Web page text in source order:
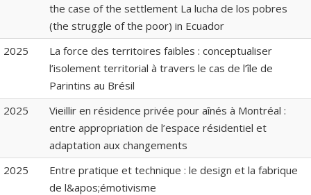
the case of the settlement La lucha de los pobres
(the struggle of the poor) in Ecuador
2025
La force des territoires faibles : conceptualiser
l’isolement territorial à travers le cas de l’île de
Parintins au Brésil
2025
Vieillir en résidence privée pour aînés à Montréal :
entre appropriation de l’espace résidentiel et
adaptation aux changements
2025
Entre pratique et technique : le design et la fabrique
de l&apos;émotivisme